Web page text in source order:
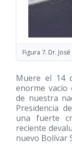
Figura 7. Dr.
Muere el 14
enorme vacío
de nuestra
Presidencia
una fuerte
reciente
nuevo Bolívar